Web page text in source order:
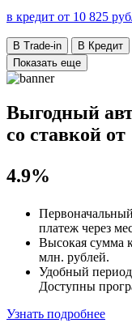
в кредит от 10 825
В Trade-in
В Кредит
Показать еще
Выгодный
со ставкой от
4.9%
платеж через
Высокая сумма
млн. рублей.
Удобный
Доступны
Узнать подробнее